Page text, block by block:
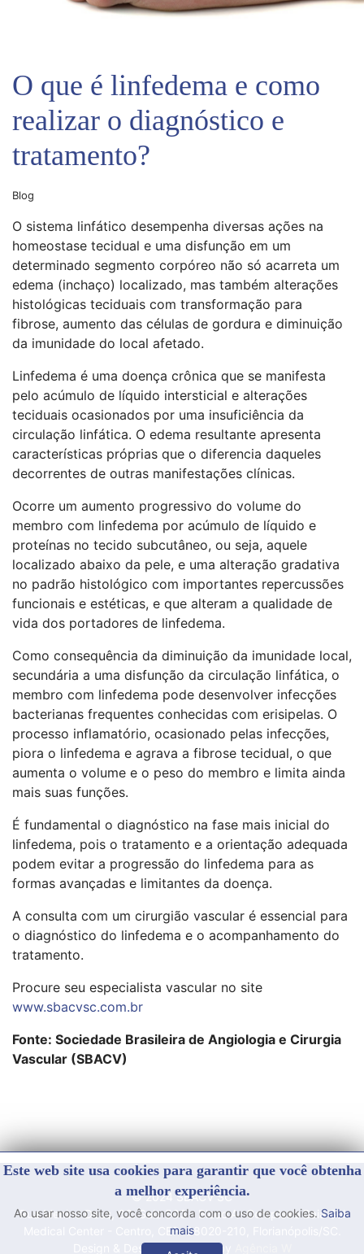
O que é linfedema e como
realizar o diagnóstico e
tratamento?
Blog
O sistema linfático desempenha diversas ações na
homeostase tecidual e uma disfunção em um
determinado segmento corpóreo não só acarreta um
edema (inchaço) localizado, mas também alterações
histológicas teciduais com transformação para
fibrose, aumento das células de gordura e diminuição
da imunidade do local afetado.
Linfedema é uma doença crônica que se manifesta
pelo acúmulo de líquido intersticial e alterações
teciduais ocasionados por uma insuficiência da
circulação linfática. O edema resultante apresenta
características próprias que o diferencia daqueles
decorrentes de outras manifestações clínicas.
Ocorre um aumento progressivo do volume do
membro com linfedema por acúmulo de líquido e
proteínas no tecido subcutâneo, ou seja, aquele
localizado abaixo da pele, e uma alteração gradativa
no padrão histológico com importantes repercussões
funcionais e estéticas, e que alteram a qualidade de
vida dos portadores de linfedema.
Como consequência da diminuição da imunidade local,
secundária a uma disfunção da circulação linfática, o
membro com linfedema pode desenvolver infecções
bacterianas frequentes conhecidas com erisipelas. O
processo inflamatório, ocasionado pelas infecções,
piora o linfedema e agrava a fibrose tecidual, o que
aumenta o volume e o peso do membro e limita ainda
mais suas funções.
É fundamental o diagnóstico na fase mais inicial do
linfedema, pois o tratamento e a orientação adequada
podem evitar a progressão do linfedema para as
formas avançadas e limitantes da doença.
A consulta com um cirurgião vascular é essencial para
o diagnóstico do linfedema e o acompanhamento do
tratamento.
Procure seu especialista vascular no site
www.sbacvsc.com.br
Fonte: Sociedade Brasileira de Angiologia e Cirurgia
Vascular (SBACV)
© 2024 SBACV SC
Rua Menino Deus, 63. Sala 503 - Bloco A- Complexo Baia Sul
Medical Center - Centro, CEP: 88020-210, Florianópolis/SC.
Design & Desenvolvimento by
Este web site usa cookies para garantir que você obtenha
a melhor experiência.
Ao usar nosso site, você concorda com o uso de cookies. Saiba
mais